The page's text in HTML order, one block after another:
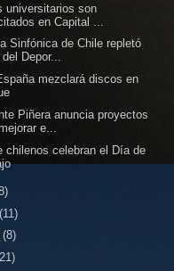
universitarios son
en Capital ...
Sinfónica de Chile repletó
Depor...
mezclará discos en
Piñera anuncia proyectos
e...
chilenos celebran el Día de
(11)
(8)